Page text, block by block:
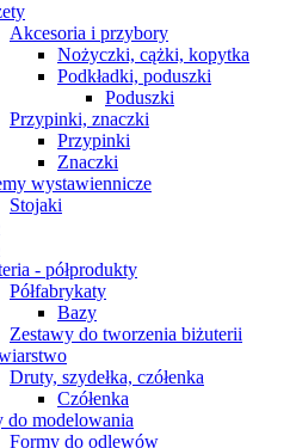
Akcesoria i przybory
Nożyczki, cążki, kopytka
Podkładki, poduszki
Poduszki
Przypinki, znaczki
Przypinki
Znaczki
wystawiennicze
Stojaki
- półprodukty
Półfabrykaty
Bazy
Zestawy do tworzenia biżuterii
Druty, szydełka, czółenka
Czółenka
do modelowania
Formy do odlewów